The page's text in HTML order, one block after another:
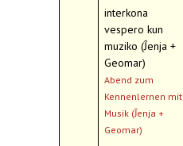
interkona
vespero kun
muziko (Ĵenja +
Geomar)
Abend zum
Kennenlernen mit
Musik (Ĵenja +
Geomar)